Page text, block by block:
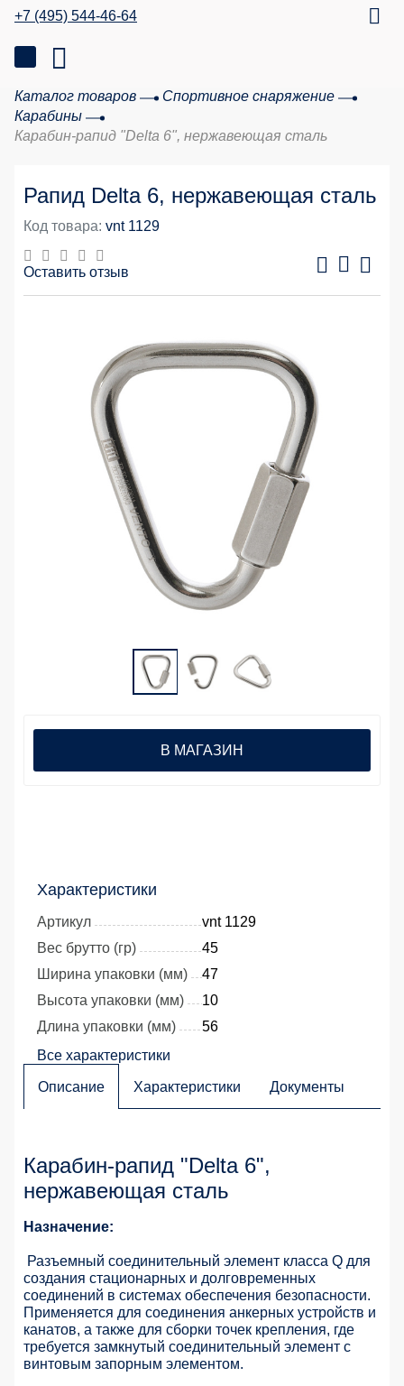
+7 (495) 544-46-64
Каталог товаров
Спортивное снаряжение
Карабины
Карабин-рапид "Dеlta 6", нержавеющая сталь
Рапид Delta 6, нержавеющая сталь
Код товара: vnt 1129
Оставить отзыв
Характеристики
Артикул
vnt 1129
Вес брутто (гр)
45
Ширина упаковки (мм)
47
Высота упаковки (мм)
10
Длина упаковки (мм)
56
Все характеристики
В МАГАЗИН
Описание Характеристики Документы
Карабин-рапид "Dеlta 6",
нержавеющая сталь
Назначение:
Разъемный соединительный элемент класса Q для
создания стационарных и долговременных
соединений в системах обеспечения безопасности.
Применяется для соединения анкерных устройств и
канатов, а также для сборки точек крепления, где
требуется замкнутый соединительный элемент с
винтовым запорным элементом.